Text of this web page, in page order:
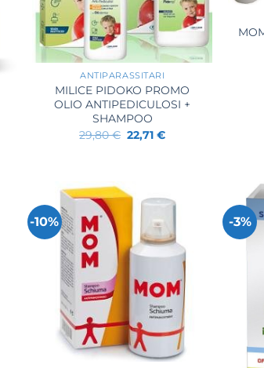
+
ANTIPARASSITARI
MILICE PIDOKO PROMO
OLIO ANTIPEDICULOSI +
SHAMPOO
29,80€ Il
prezzo
22,71€Il
-10% -3%